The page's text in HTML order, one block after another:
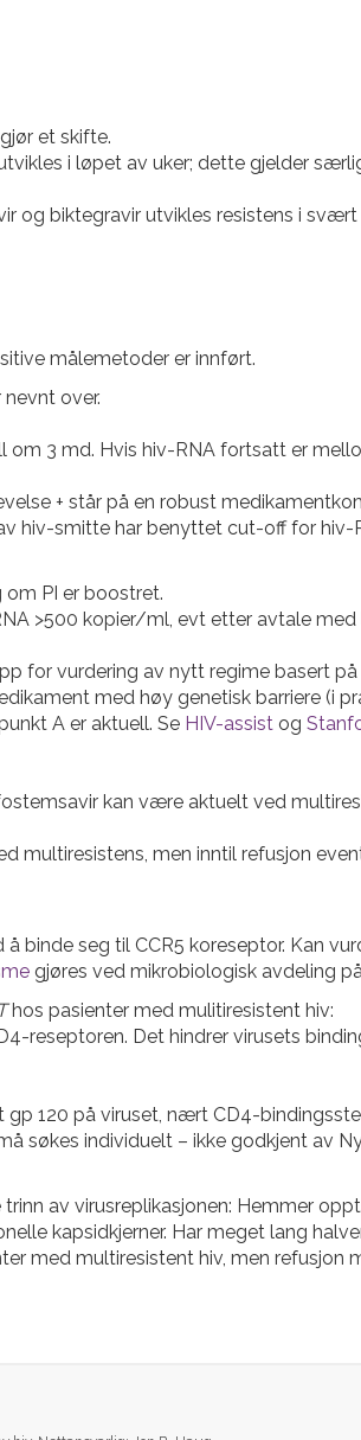
et skifte.
i løpet av uker; dette gjelder
og biktegravir utvikles resistens i svært
målemetoder er innført.
over.
3 md. Hvis hiv-RNA fortsatt er
+ står på en robust
hiv-smitte har benyttet cut-off for hiv-
om PI er boostret.
>500 kopier/ml, evt etter avtale
for vurdering av nytt regime basert
med høy genetisk barriere (i
A er aktuell. Se HIV-assist og
kan være aktuelt ved
multiresistens, men inntil refusjon
binde seg til CCR5 koreseptor. Kan
gjøres ved mikrobiologisk avdeling
hos pasienter med mulitiresistent hiv:
reseptoren. Det hindrer virusets
120 på viruset, nært CD4-
søkes individuelt – ikke godkjent av
av virusreplikasjonen: Hemmer
kapsidkjerner. Har meget lang
med multiresistent hiv, men refusjon